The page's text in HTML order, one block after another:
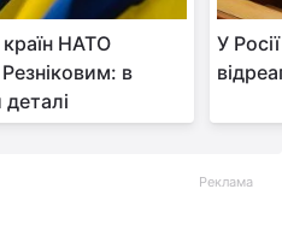
НАТО
в
У
Реклама